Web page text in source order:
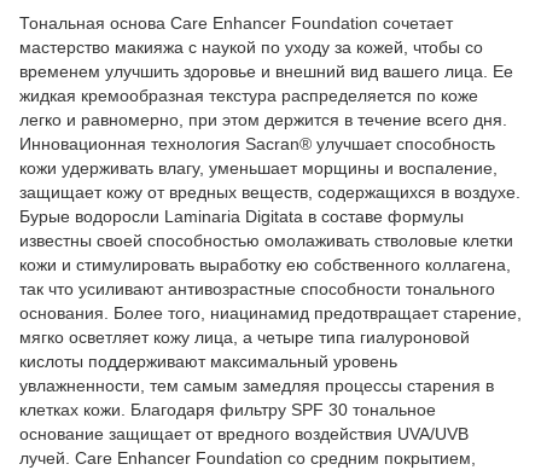
Тональная основа Care Enhancer Foundation сочетает
мастерство макияжа с наукой по уходу за кожей, чтобы со
временем улучшить здоровье и внешний вид вашего лица. Ее
жидкая кремообразная текстура распределяется по коже
легко и равномерно, при этом держится в течение всего дня.
Инновационная технология Sacran® улучшает способность
кожи удерживать влагу, уменьшает морщины и воспаление,
защищает кожу от вредных веществ, содержащихся в воздухе.
Бурые водоросли Laminaria Digitata в составе формулы
известны своей способностью омолаживать стволовые клетки
кожи и стимулировать выработку ею собственного коллагена,
так что усиливают антивозрастные способности тонального
основания. Более того, ниацинамид предотвращает старение,
мягко осветляет кожу лица, а четыре типа гиалуроновой
кислоты поддерживают максимальный уровень
увлажненности, тем самым замедляя процессы старения в
клетках кожи. Благодаря фильтру SPF 30 тональное
основание защищает от вредного воздействия UVA/UVB
лучей. Care Enhancer Foundation со средним покрытием,